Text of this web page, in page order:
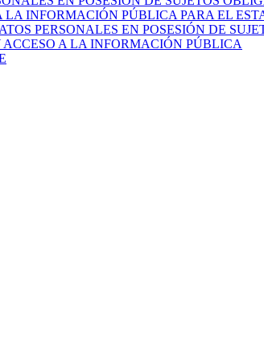
LA INFORMACIÓN PÚBLICA PARA EL
PERSONALES EN POSESIÓN DE
A LA INFORMACIÓN PÚBLICA